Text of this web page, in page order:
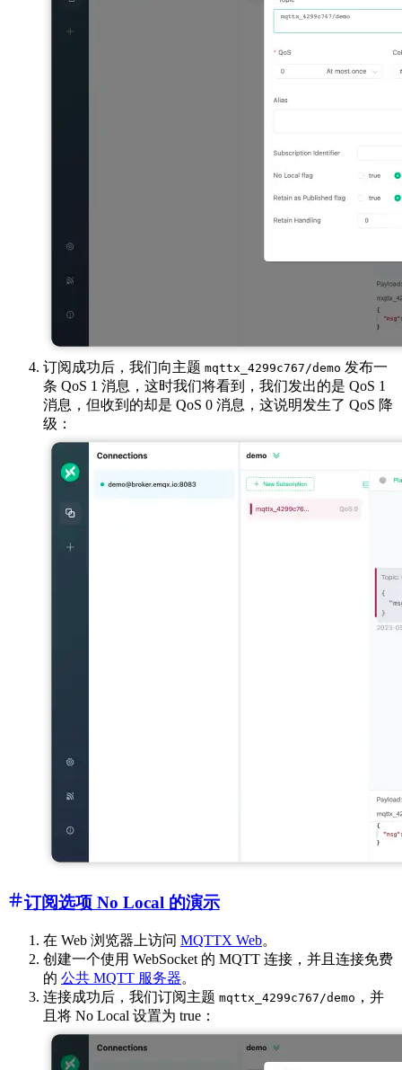
订阅成功后，我们向主题 mqttx_4299c767/demo 发布一
条 QoS 1 消息，这时我们将看到，我们发出的是 QoS 1
消息，但收到的却是 QoS 0 消息，这说明发生了 QoS 降
级：
订阅选项 No Local 的演示
在 Web 浏览器上访问 MQTTX Web。
创建一个使用 WebSocket 的 MQTT 连接，并且连接免费
的 公共 MQTT 服务器。
连接成功后，我们订阅主题 mqttx_4299c767/demo ，并
且将 No Local 设置为 true：